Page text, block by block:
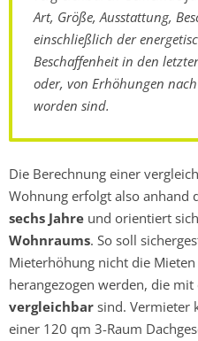
Art, Größe, Ausstattung,
einschließlich der
Beschaffenheit in den
oder, von Erhöhungen
worden sind.
Die Berechnung einer
Wohnung erfolgt also anhand
sechs Jahre und orientiert
Wohnraums. So soll
Mieterhöhung nicht die
herangezogen werden, die
vergleichbar sind. Vermieter
einer 120 qm 3-Raum